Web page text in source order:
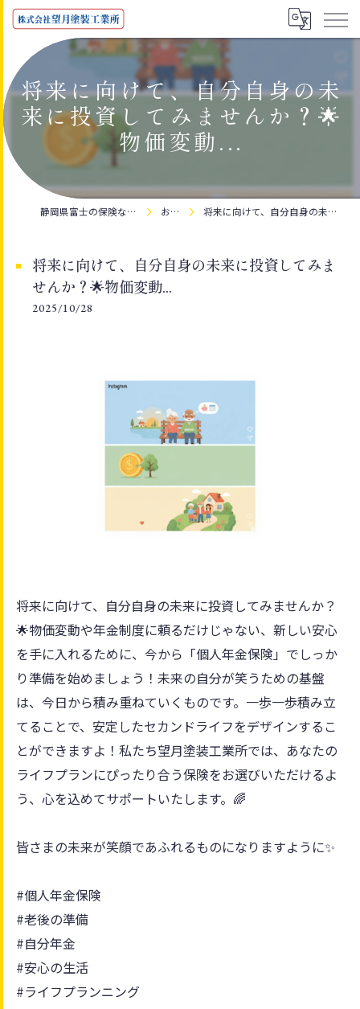
将来に向けて、自分自身の未
来に投資してみませんか？🌟
物価変動...
静岡県富士の保険なら株式会社望月塗装工業所 お知らせ 将来に向けて、自分自身の未来に投資してみませんか？🌟物価変動...
将来に向けて、自分自身の未来に投資してみま
せんか？🌟物価変動...
2025/10/28
将来に向けて、自分自身の未来に投資してみませんか？
🌟物価変動や年金制度に頼るだけじゃない、新しい安心
を手に入れるために、今から「個人年金保険」でしっか
り準備を始めましょう！未来の自分が笑うための基盤
は、今日から積み重ねていくものです。一歩一歩積み立
てることで、安定したセカンドライフをデザインするこ
とができますよ！私たち望月塗装工業所では、あなたの
ライフプランにぴったり合う保険をお選びいただけるよ
う、心を込めてサポートいたします。🌈
皆さまの未来が笑顔であふれるものになりますように✨
#個人年金保険
#老後の準備
#自分年金
#安心の生活
#ライフプランニング